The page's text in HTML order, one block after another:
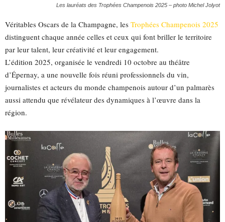
Les lauréats des Trophées Champenois 2025 – photo Michel Jolyot
Véritables Oscars de la Champagne, les Trophées Champenois 2025
distinguent chaque année celles et ceux qui font briller le territoire
par leur talent, leur créativité et leur engagement.
L’édition 2025, organisée le vendredi 10 octobre au théâtre
d’Épernay, a une nouvelle fois réuni professionnels du vin,
journalistes et acteurs du monde champenois autour d’un palmarès
aussi attendu que révélateur des dynamiques à l’œuvre dans la
région.